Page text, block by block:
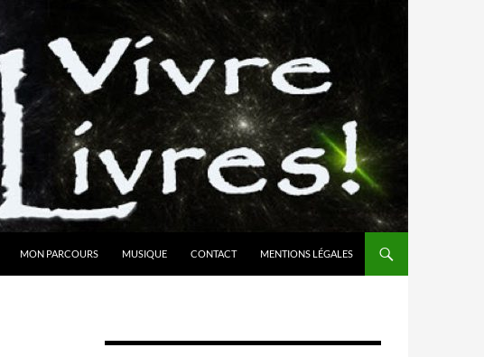
MON PARCOURS MUSIQUE CONTACT MENTIONS LÉGALES